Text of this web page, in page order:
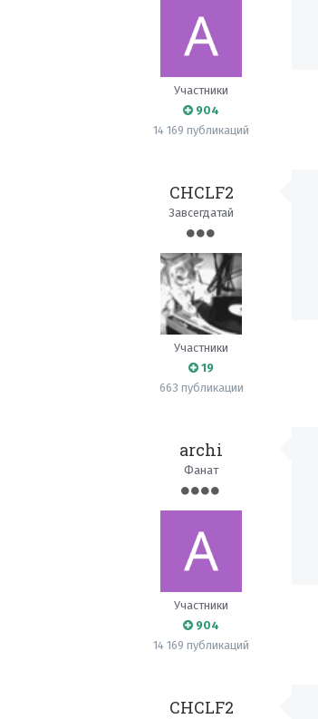
Участники
904
14 169 публикаций
CHCLF2
Завсегдатай
Участники
19
663 публикации
archi
Фанат
Участники
904
14 169 публикаций
CHCLF2